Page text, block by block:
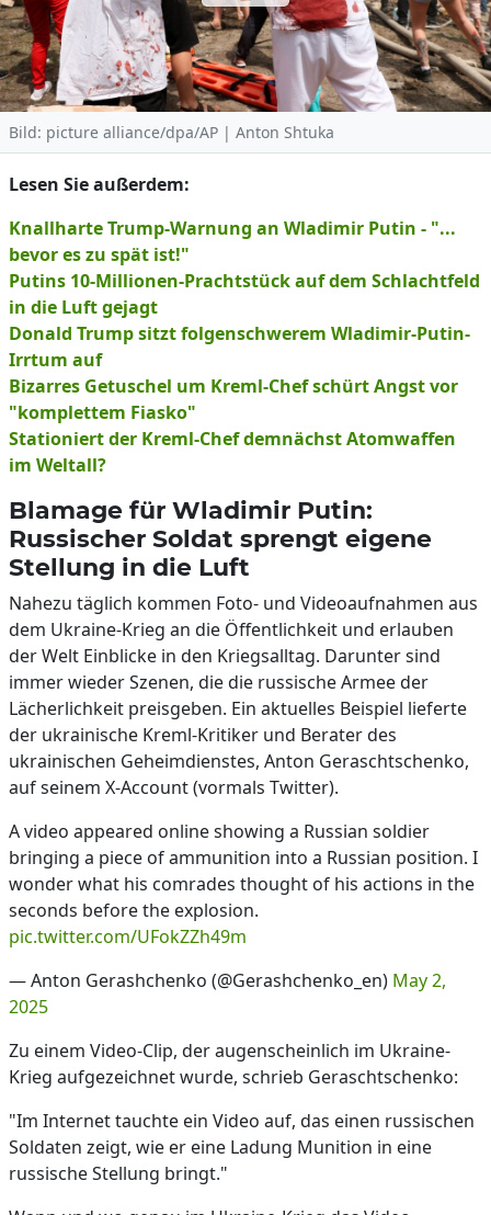
Bild: picture alliance/dpa/AP | Anton Shtuka
Lesen Sie außerdem:
Knallharte Trump-Warnung an Wladimir Putin - "...
bevor es zu spät ist!"
Putins 10-Millionen-Prachtstück auf dem Schlachtfeld
in die Luft gejagt
Donald Trump sitzt folgenschwerem Wladimir-Putin-
Irrtum auf
Bizarres Getuschel um Kreml-Chef schürt Angst vor
"komplettem Fiasko"
Stationiert der Kreml-Chef demnächst Atomwaffen
im Weltall?
Blamage für Wladimir Putin:
Russischer Soldat sprengt eigene
Stellung in die Luft
Nahezu täglich kommen Foto- und Videoaufnahmen aus
dem Ukraine-Krieg an die Öffentlichkeit und erlauben
der Welt Einblicke in den Kriegsalltag. Darunter sind
immer wieder Szenen, die die russische Armee der
Lächerlichkeit preisgeben. Ein aktuelles Beispiel lieferte
der ukrainische Kreml-Kritiker und Berater des
ukrainischen Geheimdienstes, Anton Geraschtschenko,
auf seinem X-Account (vormals Twitter).
A video appeared online showing a Russian soldier
bringing a piece of ammunition into a Russian position. I
wonder what his comrades thought of his actions in the
seconds before the explosion.
pic.twitter.com/UFokZZh49m
— Anton Gerashchenko (@Gerashchenko_en) May 2,
2025
Zu einem Video-Clip, der augenscheinlich im Ukraine-
Krieg aufgezeichnet wurde, schrieb Geraschtschenko:
"Im Internet tauchte ein Video auf, das einen russischen
Soldaten zeigt, wie er eine Ladung Munition in eine
russische Stellung bringt."